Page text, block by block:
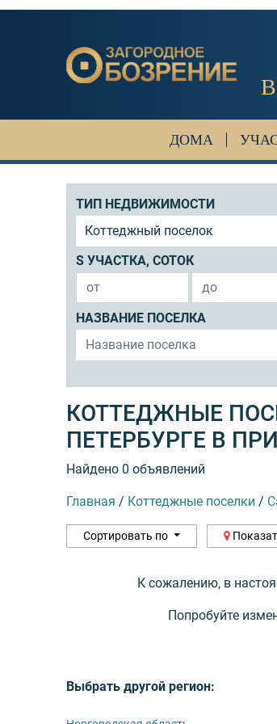
ДОМА
ТИП НЕДВИЖИМОСТИ
Коттеджный поселок
S УЧАСТКА, СОТОК
НАЗВАНИЕ ПОСЕЛКА
КОТТЕДЖНЫЕ
ПЕТЕРБУРГЕ В
Найдено 0 объявлений
Главная / Коттеджные поселки /
Сортировать по
К сожалению, в
Попробуйте
Выбрать другой регион: